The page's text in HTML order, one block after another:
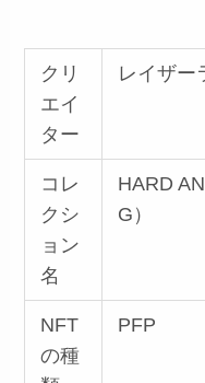
クリ
エイ
ター
レイザー
コレ
クシ
ョン
名
HARD
G）
NFT
の種
PFP